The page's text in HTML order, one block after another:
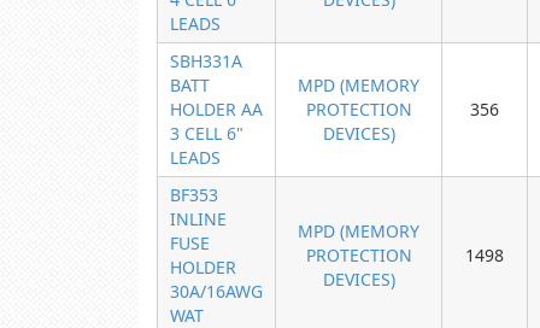
LEADS
SBH331A
BATT
HOLDER AA
3 CELL 6"
LEADS
MPD (MEMORY
PROTECTION
DEVICES)
356
BF353
INLINE
FUSE
HOLDER
30A/16AWG
WAT
MPD (MEMORY
PROTECTION
DEVICES)
1498